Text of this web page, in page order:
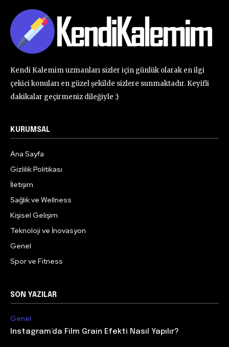
Kendi Kalemim uzmanları sizler için günlük olarak en ilgi
çekici konuları en güzel şekilde sizlere sunmaktadır. Keyifli
dakikalar geçirmeniz dileğiyle :)
KURUMSAL
Ana Sayfa
Gizlilik Politikası
İletişim
Sağlık ve Wellness
Kişisel Gelişim
Teknoloji ve İnovasyon
Genel
Spor ve Fitness
SON YAZILAR
Genel
Instagram’da Film Grain Efekti Nasıl Yapılır?